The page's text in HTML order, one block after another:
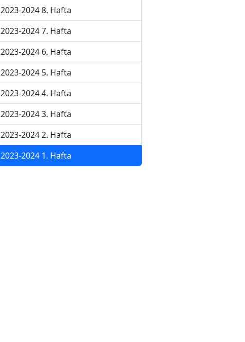
2023-2024 8. Hafta
2023-2024 7. Hafta
2023-2024 6. Hafta
2023-2024 5. Hafta
2023-2024 4. Hafta
2023-2024 3. Hafta
2023-2024 2. Hafta
2023-2024 1. Hafta